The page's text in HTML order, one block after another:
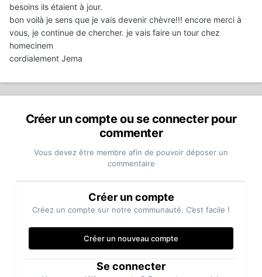
besoins ils étaient à jour.
bon voilà je sens que je vais devenir chèvre!!! encore merci à
vous, je continue de chercher. je vais faire un tour chez
homecinem
cordialement Jema
Créer un compte ou se connecter pour
commenter
Vous devez être membre afin de pouvoir déposer un
commentaire
Créer un compte
Créez un compte sur notre communauté. C’est facile !
Créer un nouveau compte
Se connecter